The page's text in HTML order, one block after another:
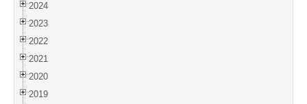
2024
2023
2022
2021
2020
2019